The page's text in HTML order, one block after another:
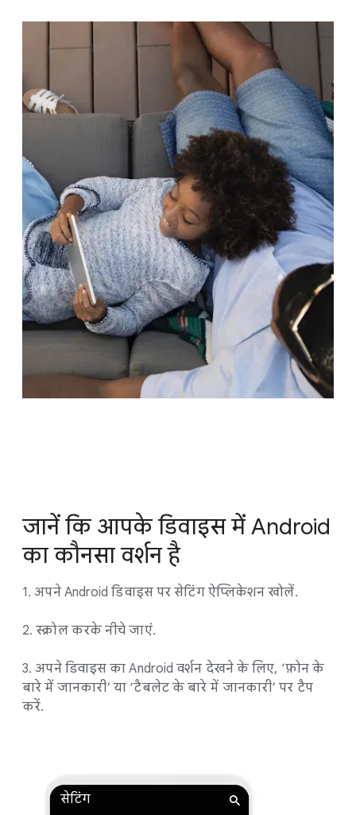
सेटिंग
जानें कि आपके डिवाइस में Android
का कौनसा वर्शन है
1. अपने Android डिवाइस पर सेटिंग ऐप्लिकेशन खोलें.
2. स्क्रोल करके नीचे जाएं.
3. अपने डिवाइस का Android वर्शन देखने के लिए, ‘फ़ोन के
बारे में जानकारी’ या ‘टैबलेट के बारे में जानकारी’ पर टैप
करें.